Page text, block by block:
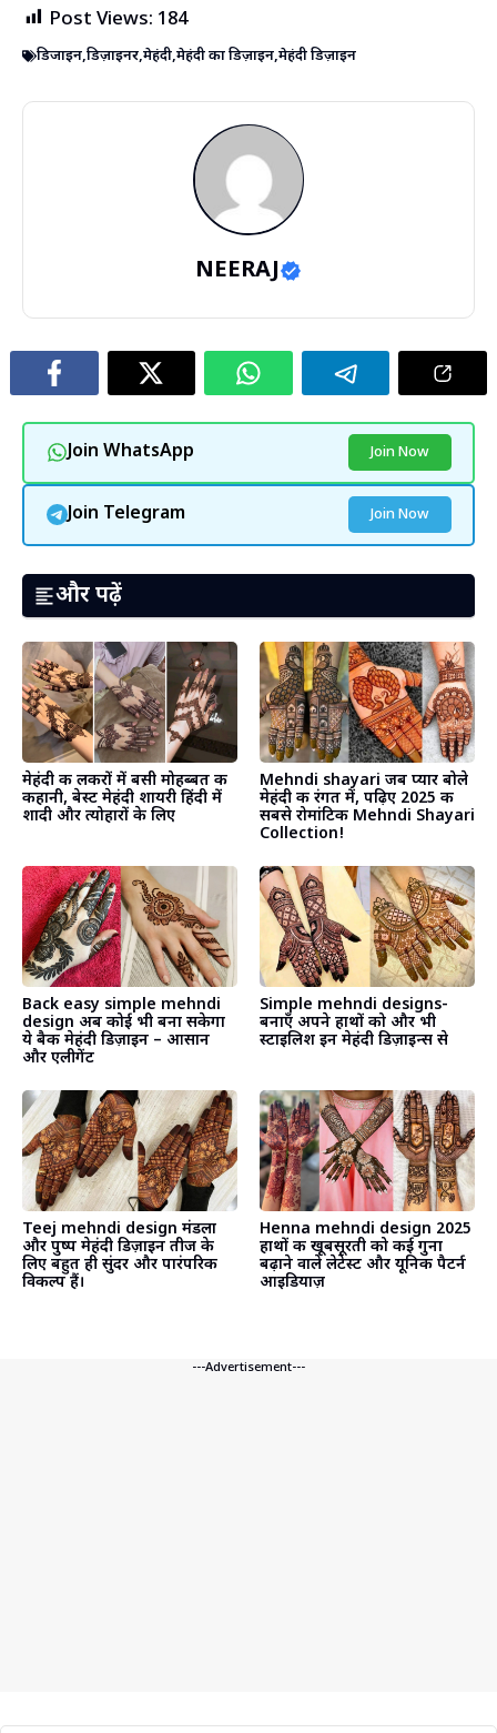
Post Views: 184
डिजाइन,डिज़ाइनर,मेहंदी,मेहंदी का डिज़ाइन,मेहंदी डिज़ाइन
NEERAJ
Join WhatsApp Join Now
Join Telegram Join Now
और पढ़ें
मेहंदी की लकीरों में बसी मोहब्बत की
कहानी, बेस्ट मेहंदी शायरी हिंदी में
शादी और त्योहारों के लिए
Mehndi shayari जब प्यार बोले
मेहंदी की रंगत में, पढ़िए 2025 की
सबसे रोमांटिक Mehndi Shayari
Collection! ​
Back easy simple mehndi
design अब कोई भी बना सकेगा
ये बैक मेहंदी डिज़ाइन – आसान
और एलीगेंट
Simple mehndi designs-
बनाएँ अपने हाथों को और भी
स्टाइलिश इन मेहंदी डिज़ाइन्स से
Teej mehndi design मंडला
और पुष्प मेहंदी डिज़ाइन तीज के
लिए बहुत ही सुंदर और पारंपरिक
विकल्प हैं।
Henna mehndi design 2025
हाथों की खूबसूरती को कई गुना
बढ़ाने वाले लेटेस्ट और यूनिक पैटर्न
आइडियाज़
---Advertisement---